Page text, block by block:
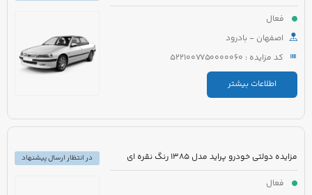
فعال
اصفهان - بادرود
کد مزایده : 5221007750000060
اطلاعات بیشتر
مزایده دولتی خودرو پراید مدل 1385 رنگ نقره ای
فعال
در انتظار ارسال پیشنهاد